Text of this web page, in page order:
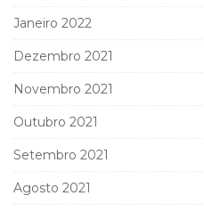
Janeiro 2022
Dezembro 2021
Novembro 2021
Outubro 2021
Setembro 2021
Agosto 2021